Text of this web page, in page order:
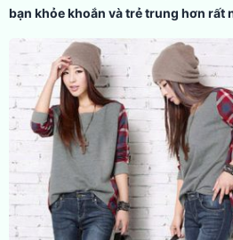
bạn khỏe khoắn và trẻ trung hơn rất